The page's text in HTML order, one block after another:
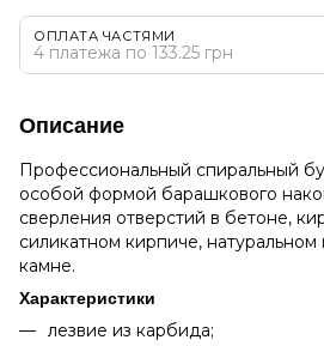
ОПЛАТА ЧАСТЯМИ
4 платежа по 133.25 грн
Описание
Профессиональный спиральный
особой формой барашкового
сверления отверстий в бетоне,
силикатном кирпиче, натуральном
камне.
Характеристики
лезвие из карбида;